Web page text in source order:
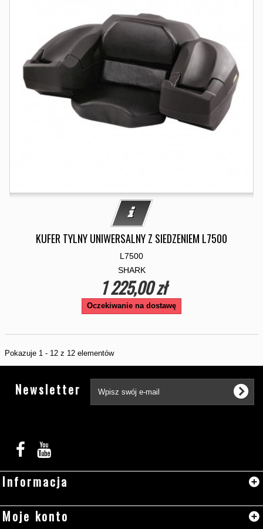
KUFER TYLNY UNIWERSALNY Z SIEDZENIEM L7500
L7500
SHARK
1 225,00 zł
Oczekiwanie na dostawę
Pokazuje 1 - 12 z 12 elementów
Newsletter
Informacja
Moje konto